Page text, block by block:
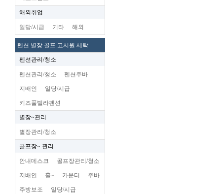
해외취업
일당/시급 기타 해외
펜션 별장.골프.고시원 세탁
펜션관리/청소
펜션관리/청소 펜션주바
지배인 일당/시급
키즈풀빌라펜션
별장~관리
별장관리/청소
골프장~ 관리
안내데스크 골프장관리/청소
지배인 홀~ 카운터 주바
주방보조 일당/시급